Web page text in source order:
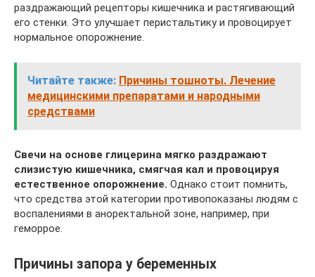
раздражающий рецепторы кишечника и растягивающий
его стенки. Это улучшает перистальтику и провоцирует
нормальное опорожнение.
Читайте также: Причины тошноты. Лечение
медицинскими препаратами и народными
средствами
Свечи на основе глицерина мягко раздражают
слизистую кишечника, смягчая кал и провоцируя
естественное опорожнение. Однако стоит помнить,
что средства этой категории противопоказаны людям с
воспалениями в аноректальной зоне, например, при
геморрое.
Причины запора у беременных